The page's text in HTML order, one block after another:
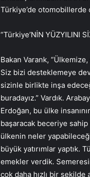
Türkiye’de otomobillerde
“Türkiye’NİN YÜZYILINI
Bakan Varank,
Siz bizi desteklemeye
sizinle birlikte inşa
buradayız.” Vardık.
Erdoğan, bu ülke
başaracak beceriye
ülkenin neler
büyük yatırımlar yaptık.
emekler verdik.
çok daha hızlı bir şekilde